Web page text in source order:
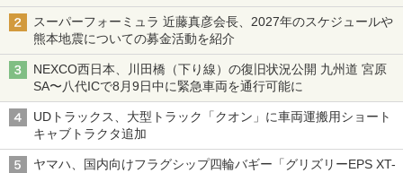
バス
スーパーフォーミュラ 近藤真彦会長、2027年のスケジュールや
熊本地震についての募金活動を紹介
NEXCO西日本、川田橋（下り線）の復旧状況公開 九州道 宮原
SA〜八代ICで8月9日中に緊急車両を通行可能に
UDトラックス、大型トラック「クオン」に車両運搬用ショート
キャブトラクタ追加
ヤマハ、国内向けフラグシップ四輪バギー「グリズリーEPS XT-